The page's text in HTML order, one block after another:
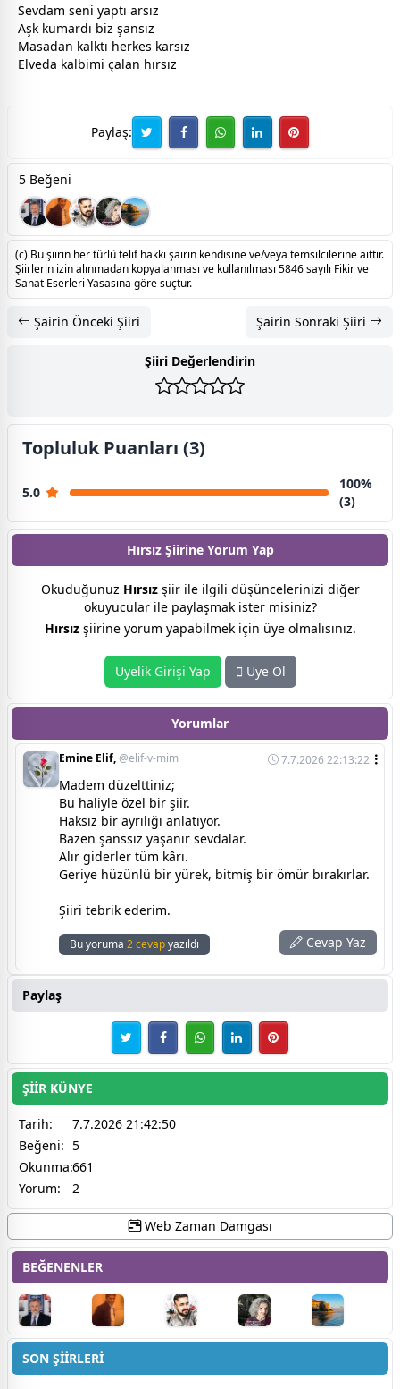
Sevdam seni yaptı arsız
Aşk kumardı biz şansız
Masadan kalktı herkes karsız
Elveda kalbimi çalan hırsız
Paylaş:
5 Beğeni
(c) Bu şiirin her türlü telif hakkı şairin kendisine ve/veya temsilcilerine aittir.
Şiirlerin izin alınmadan kopyalanması ve kullanılması 5846 sayılı Fikir ve
Sanat Eserleri Yasasına göre suçtur.
Şairin Önceki Şiiri Şairin Sonraki Şiiri
Şiiri Değerlendirin
Topluluk Puanları (3)
5.0
100%
(3)
Hırsız Şiirine Yorum Yap
Okuduğunuz Hırsızşiir ile ilgili düşüncelerinizi diğer
okuyucular ile paylaşmak ister misiniz?
Hırsızşiirine yorum yapabilmek için üye olmalısınız.
Üyelik Girişi Yap Üye Ol
Yorumlar
Emine Elif,@elif-v-mim 7.7.2026 22:13:22
Madem düzelttiniz;
Bu haliyle özel bir şiir.
Haksız bir ayrılığı anlatıyor.
Bazen şanssız yaşanır sevdalar.
Alır giderler tüm kârı.
Geriye hüzünlü bir yürek, bitmiş bir ömür bırakırlar.
Şiiri tebrik ederim.
Bu yoruma 2 cevapyazıldı Cevap Yaz
Paylaş
ŞİİR KÜNYE
Tarih:
7.7.2026 21:42:50
Beğeni: 5
Okunma:661
Yorum:
2
Web Zaman Damgası
BEĞENENLER
SON ŞİİRLERİ